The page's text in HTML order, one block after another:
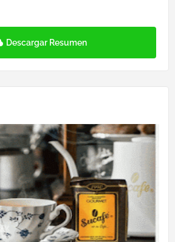
Descargar Resumen